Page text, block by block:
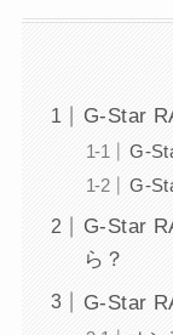
G-Star
G-
G-
G-Star
ら？
G-Star